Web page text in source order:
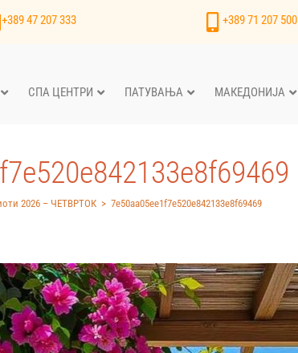
+389 47 207 333 +389 71 207 500
СПА ЦЕНТРИ ПАТУВАЊА МАКЕДОНИЈА
2026 – ЧЕТВРТОК > 7e50aa05ee1f7e520e842133e8f69469